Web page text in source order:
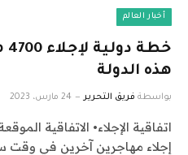
أخبار العالم
هذه الدولة
بواسطة فريق التحرير 24 مارس، 2023
إجلاء مهاجرين آخرين في وقت